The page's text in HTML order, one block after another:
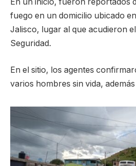
fuego en un domicilio ubicado
Jalisco, lugar al que acudieron
Seguridad.
En el sitio, los agentes
varios hombres sin vida,